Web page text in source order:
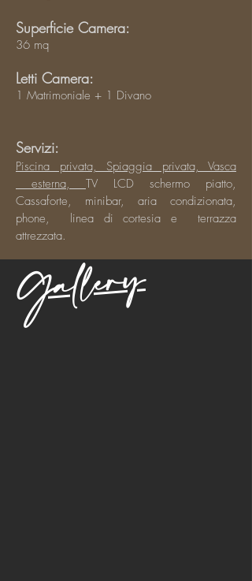
Superficie Camera:
36 mq
Letti Camera:
1 Matrimoniale + 1 Divano
Servizi:
Piscina privata, Spiaggia privata, Vasca
esterna, TV LCD schermo piatto,
Cassaforte, minibar, aria condizionata,
phone, linea di cortesia e terrazza
attrezzata.
Gallery